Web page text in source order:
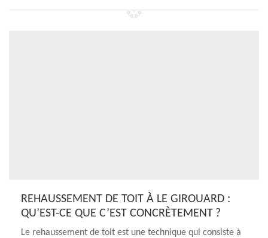
REHAUSSEMENT DE TOIT À LE GIROUARD :
QU’EST-CE QUE C’EST CONCRÈTEMENT ?
Le rehaussement de toit est une technique qui consiste à